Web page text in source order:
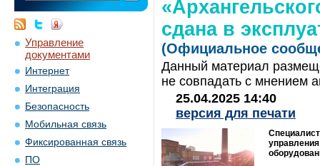
Управление
документами
Интернет
Интеграция
Безопасность
Мобильная связь
Фиксированная связь
ПО
сдана в
(Официальное
Данный материал
не совпадать с мнением
25.04.2025 14:40
версия для печати